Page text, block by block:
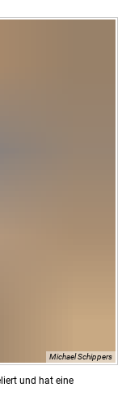
Michael Schippers
und hat eine